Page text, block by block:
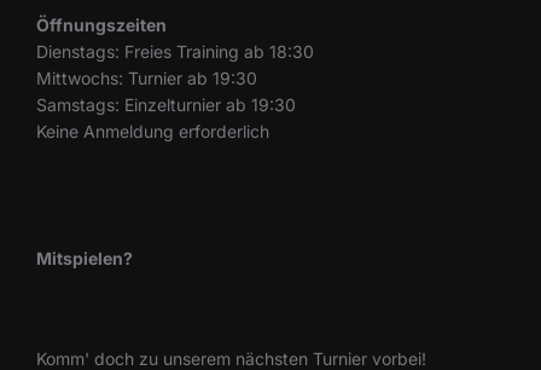
Öffnungszeiten
Dienstags: Freies Training ab 18:30
Mittwochs: Turnier ab 19:30
Samstags: Einzelturnier ab 19:30
Keine Anmeldung erforderlich
Mitspielen?
Komm' doch zu unserem nächsten Turnier vorbei!